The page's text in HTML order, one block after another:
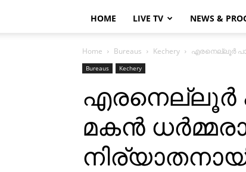
HOME LIVE TV NEWS &
Home Bureaus Kechery എരനെല്ലൂര്‍
Bureaus Kechery
എരനെല്ലൂര്‍
മകന്‍